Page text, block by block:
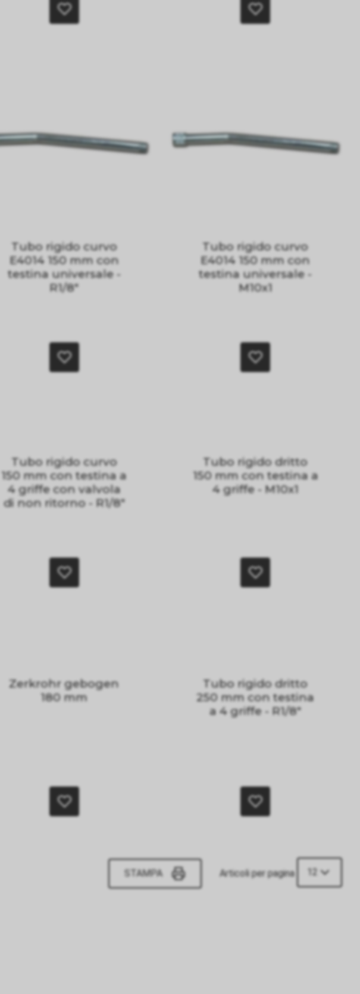
Tubo rigido curvo
E4014 150 mm con
testina universale -
R1/8"
Tubo rigido curvo
E4014 150 mm con
testina universale -
M10x1
Tubo rigido curvo
150 mm con testina a
4 griffe con valvola
di non ritorno - R1/8"
Tubo rigido dritto
150 mm con testina a
4 griffe - M10x1
Zerkrohr gebogen
180 mm
Tubo rigido dritto
250 mm con testina
a 4 griffe - R1/8"
Articoli per pagina 12
STAMPA